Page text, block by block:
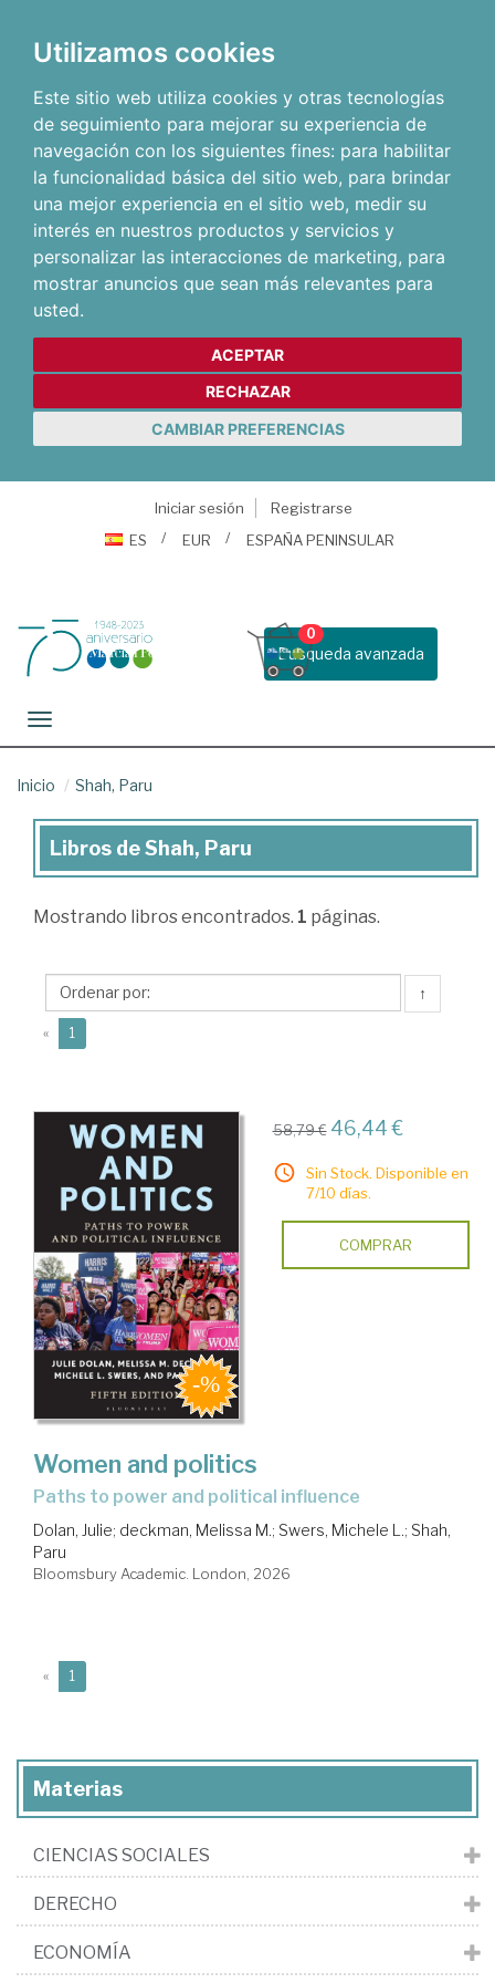
Utilizamos cookies
Este sitio web utiliza cookies y otras tecnologías
de seguimiento para mejorar su experiencia de
navegación con los siguientes fines: para habilitar
la funcionalidad básica del sitio web, para brindar
una mejor experiencia en el sitio web, medir su
interés en nuestros productos y servicios y
personalizar las interacciones de marketing, para
mostrar anuncios que sean más relevantes para
usted.
ACEPTAR
RECHAZAR
CAMBIAR PREFERENCIAS
Iniciar sesión
Registrarse
ES
EUR ESPAÑA PENINSULAR
Busqueda avanzada
0
Toggle navigation
Inicio Shah, Paru
Libros
Shah,
Libros de Shah, Paru
Mostrando libros encontrados. 1 páginas.
↑
« 1
58,79 € 46,44 €
Sin Stock. Disponible en
7/10 días.
COMPRAR
Women and politics
paths to power and political influence
Dolan, Julie; deckman, Melissa M.; Swers, Michele L.; Shah,
Paru
Bloomsbury Academic. London, 2026
« 1
Materias
CIENCIAS SOCIALES
DERECHO
ECONOMÍA